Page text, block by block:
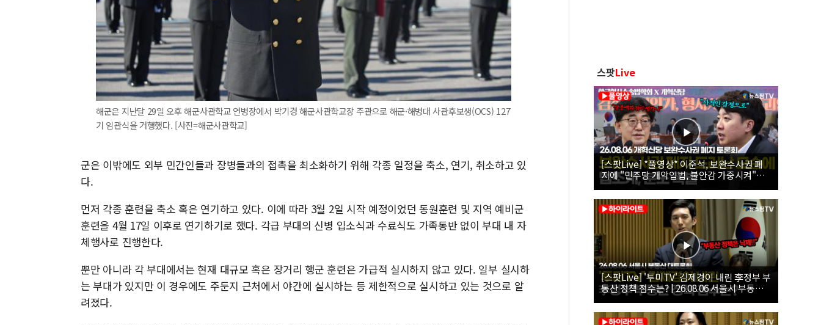
해군은 지난달 29일 오후 해군사관학교 연병장에서 박기경 해군사관학교장 주관으로 해군·해병대 사관후보생(OCS) 127
기 임관식을 거행했다. [사진=해군사관학교]
군은 이밖에도 외부 민간인들과 장병들과의 접촉을 최소화하기 위해 각종 일정을 축소, 연기, 취소하고 있
다.
먼저 각종 훈련을 축소 혹은 연기하고 있다. 이에 따라 3월 2일 시작 예정이었던 동원훈련 및 지역 예비군
훈련을 4월 17일 이후로 연기하기로 했다. 각급 부대의 신병 입소식과 수료식도 가족동반 없이 부대 내 자
체행사로 진행한다.
뿐만 아니라 각 부대에서는 현재 대규모 혹은 장거리 행군 훈련은 가급적 실시하지 않고 있다. 일부 실시하
는 부대가 있지만 이 경우에도 주둔지 근처에서 야간에 실시하는 등 제한적으로 실시하고 있는 것으로 알
려졌다.
스팟Live
[스팟Live] *풀영상* 이준석, 보완수사권 폐
지에 "민주당 개악입법, 불안감 가중시켜"｜
26.08.06 개혁신당 보완수사권 폐지 토론회
[스팟Live] '투미TV' 김제경이 내린 李정부 부
동산 정책 점수는? | 26.08.06 서울시 부동산
대토론회